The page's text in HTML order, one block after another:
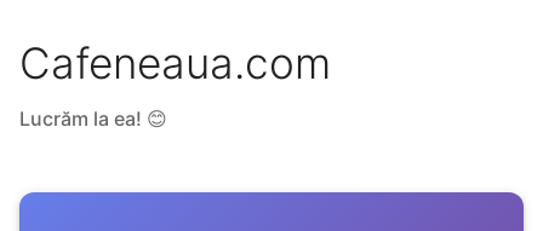
Cafeneaua.com
Lucrăm la ea! 😊